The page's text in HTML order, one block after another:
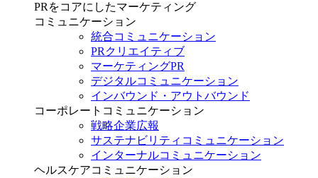
PRをコアにしたマーケティング
コミュニケーション
統合コミュニケーション
PRクリエイティブ
マーケティングPR
デジタルコミュニケーション
インバウンド・アウトバウンド
コーポレートコミュニケーション
戦略企業広報
サステナビリティコミュニケーション
インターナルコミュニケーション
ヘルスケアコミュニケーション